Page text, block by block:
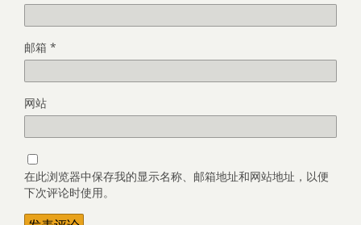
邮箱 *
网站
在此浏览器中保存我的显示名称、邮箱地址和网站地址，以便
下次评论时使用。